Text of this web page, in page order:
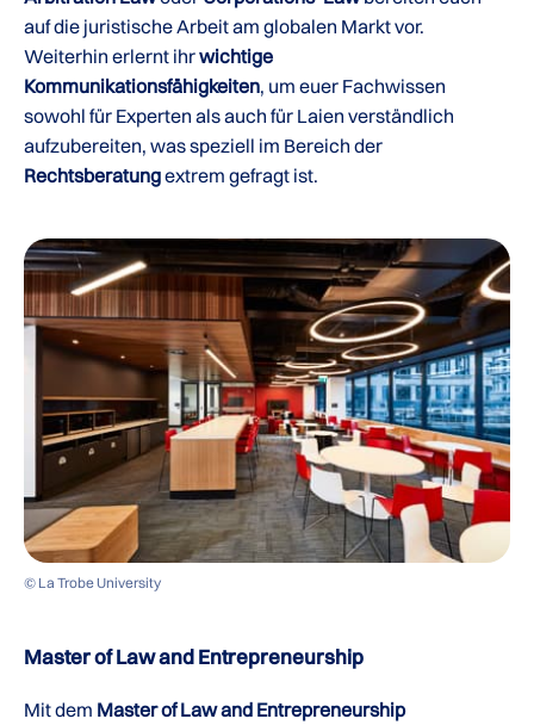
auf die juristische Arbeit am globalen Markt vor.
Weiterhin erlernt ihrwichtige
Kommunikationsfähigkeiten, um euer Fachwissen
sowohl für Experten als auch für Laien verständlich
aufzubereiten, was speziell im Bereich der
Rechtsberatungextrem gefragt ist.
© La Trobe University
Master of Law and Entrepreneurship
Mit dem Master of Law and Entrepreneurship